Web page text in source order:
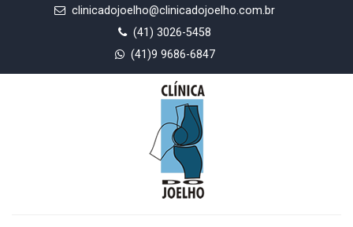
clinicadojoelho@clinicadojoelho.com.br
(41) 3026-5458
(41)9 9686-6847